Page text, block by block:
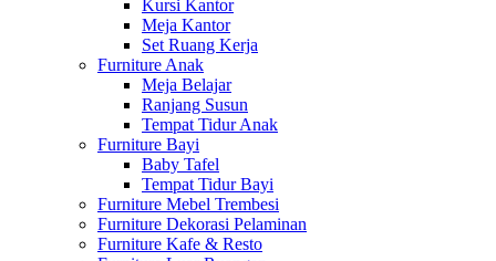
Kursi Kantor
Meja Kantor
Set Ruang Kerja
Furniture Anak
Meja Belajar
Ranjang Susun
Tempat Tidur Anak
Furniture Bayi
Baby Tafel
Tempat Tidur Bayi
Furniture Mebel Trembesi
Furniture Dekorasi Pelaminan
Furniture Kafe & Resto